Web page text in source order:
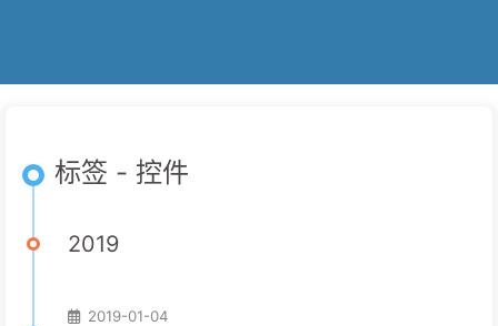
标签 - 控件
2019
2019-01-04